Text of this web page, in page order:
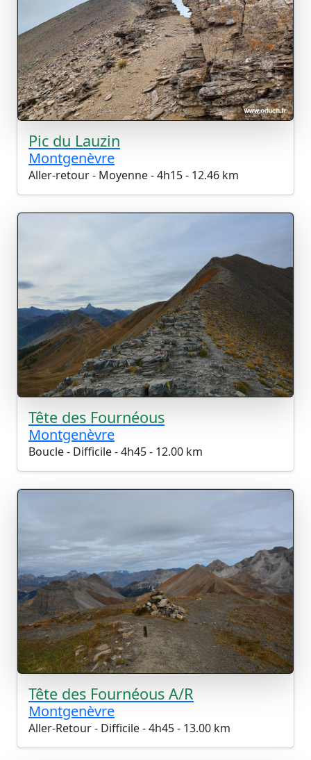
Pic du Lauzin
Montgenèvre
Aller-retour - Moyenne - 4h15 - 12.46 km
Tête des Fournéous
Montgenèvre
Boucle - Difficile - 4h45 - 12.00 km
Tête des Fournéous A/R
Montgenèvre
Aller-Retour - Difficile - 4h45 - 13.00 km